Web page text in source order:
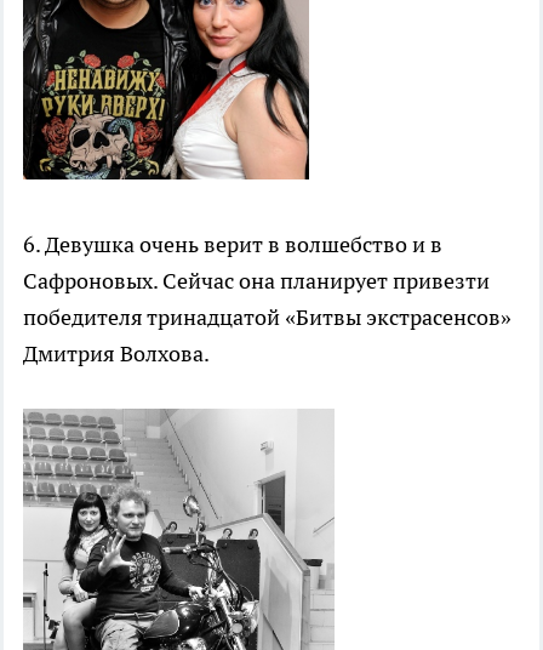
6. Девушка очень верит в волшебство и в
Сафроновых. Сейчас она планирует привезти
победителя тринадцатой «Битвы экстрасенсов»
Дмитрия Волхова.